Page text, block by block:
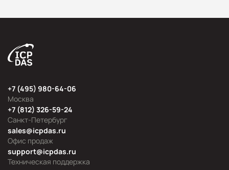
Москва
+7 (495) 980-64-06
Офис продаж
sales@icpdas.ru
Санкт-Петербург
+7 (812) 326-59-24
Техническая поддержка
support@icpdas.ru